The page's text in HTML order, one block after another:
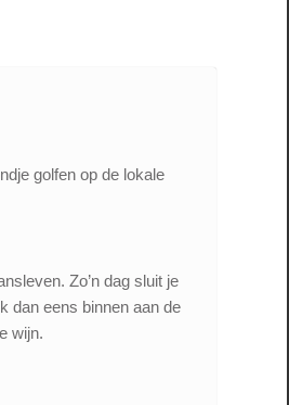
golfen op de lokale
Zo’n dag sluit je
dan eens binnen aan de
wijn.